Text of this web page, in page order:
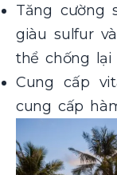
Tăng cường
giàu sulfur
thể chống lại
Cung cấp
cung cấp